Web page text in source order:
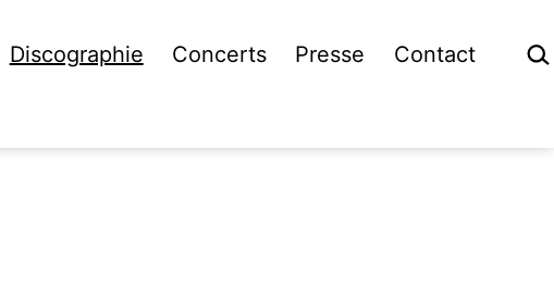
Discographie Concerts Presse Contact